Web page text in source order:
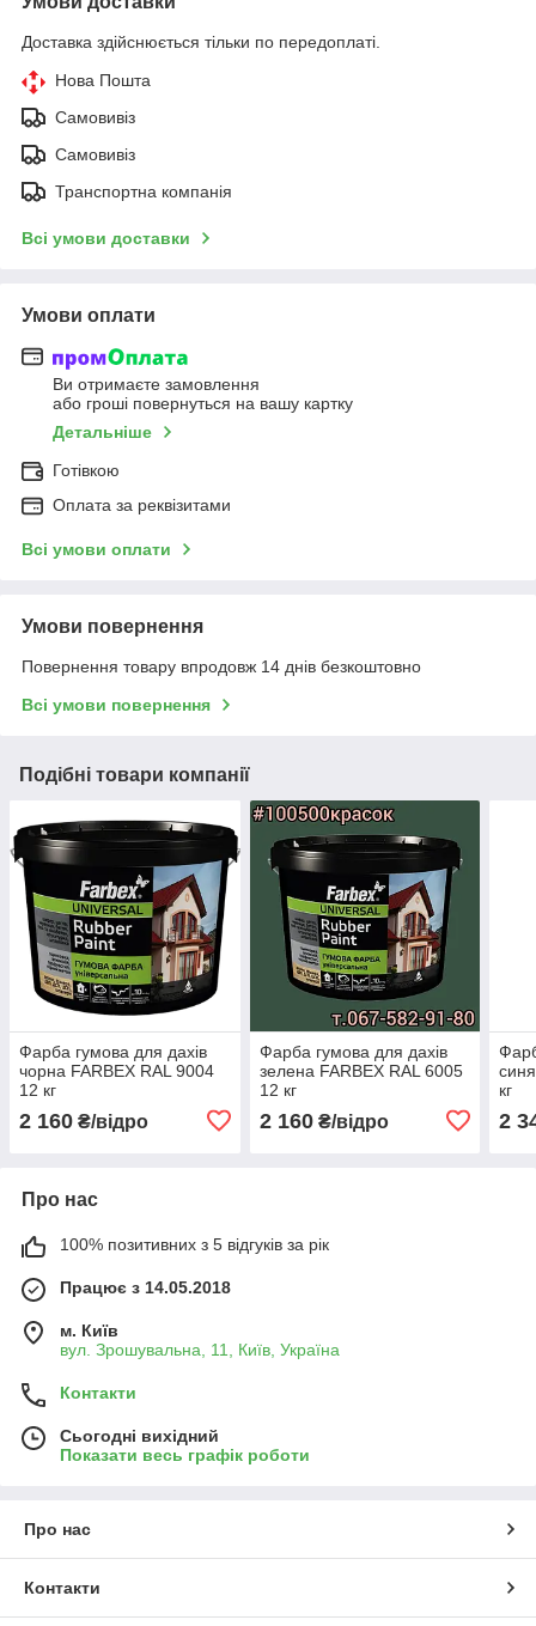
Доставка здійснюється тільки по передоплаті.
Нова Пошта
Самовивіз
Самовивіз
Транспортна компанія
Всі умови доставки
Умови оплати
Ви отримаєте замовлення
або гроші повернуться на вашу картку
Детальніше
Готівкою
Оплата за реквізитами
Всі умови оплати
Умови повернення
Повернення товару впродовж 14 днів безкоштовно
Всі умови повернення
Подібні товари компанії
Фарба гумова для дахів
чорна FARBEX RAL 9004
12 кг
2 160 ₴/відро
Фарба гумова для дахів
зелена FARBEX RAL 6005
12 кг
2 160₴/відро
кг
2
Про нас
100% позитивних з 5 відгуків за рік
Працює з 14.05.2018
м. Київ
вул. Зрошувальна, 11, Київ, Україна
Контакти
Сьогодні вихідний
Показати весь графік роботи
Про нас
Контакти